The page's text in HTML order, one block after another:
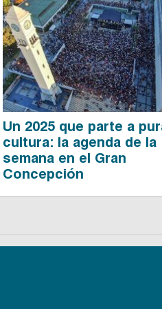
Un 2025 que parte a
cultura: la agenda de la
semana en el Gran
Concepción